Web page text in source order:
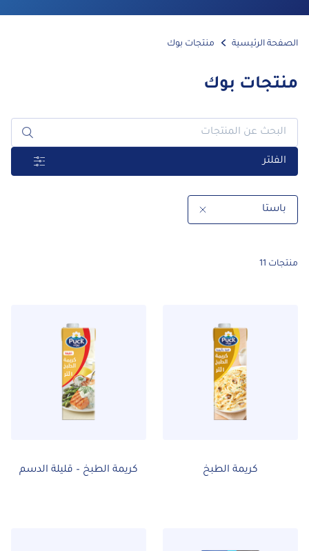
الصفحة الرئيسية منتجات بوك
منتجات بوك
الفلتر
باستا
منتجات 11
كريمة الطبخ كريمة الطبخ – قليلة الدسم